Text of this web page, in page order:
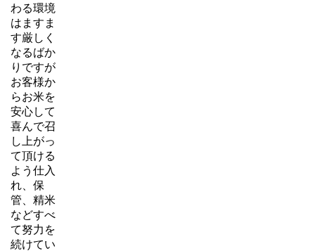
わる環境
はますま
す厳しく
なるばか
りですが
お客様か
らお米を
安心して
喜んで召
し上がっ
て頂ける
よう仕入
れ、保
管、精米
などすべ
て努力を
続けてい